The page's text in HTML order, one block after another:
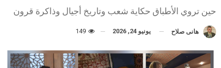
حين تروي الأطباق حكاية شعب وتاريخ أجيال وذاكرة قرون
هانى صلاح يونيو 24, 2026